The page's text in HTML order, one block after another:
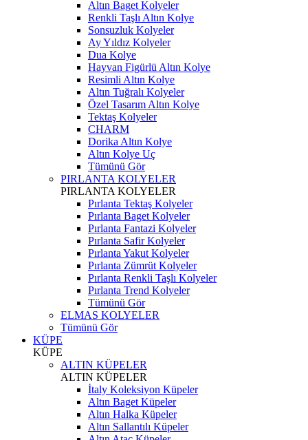
Altın Baget Kolyeler
Renkli Taşlı Altın Kolye
Sonsuzluk Kolyeler
Ay Yıldız Kolyeler
Dua Kolye
Hayvan Figürlü Altın Kolye
Resimli Altın Kolye
Altın Tuğralı Kolyeler
Özel Tasarım Altın Kolye
Tektaş Kolyeler
CHARM
Dorika Altın Kolye
Altın Kolye Uç
Tümünü Gör
PIRLANTA KOLYELER
PIRLANTA KOLYELER
Pırlanta Tektaş Kolyeler
Pırlanta Baget Kolyeler
Pırlanta Fantazi Kolyeler
Pırlanta Safir Kolyeler
Pırlanta Yakut Kolyeler
Pırlanta Zümrüt Kolyeler
Pırlanta Renkli Taşlı Kolyeler
Pırlanta Trend Kolyeler
Tümünü Gör
ELMAS KOLYELER
Tümünü Gör
KÜPE
KÜPE
ALTIN KÜPELER
ALTIN KÜPELER
İtaly Koleksiyon Küpeler
Altın Baget Küpeler
Altın Halka Küpeler
Altın Sallantılı Küpeler